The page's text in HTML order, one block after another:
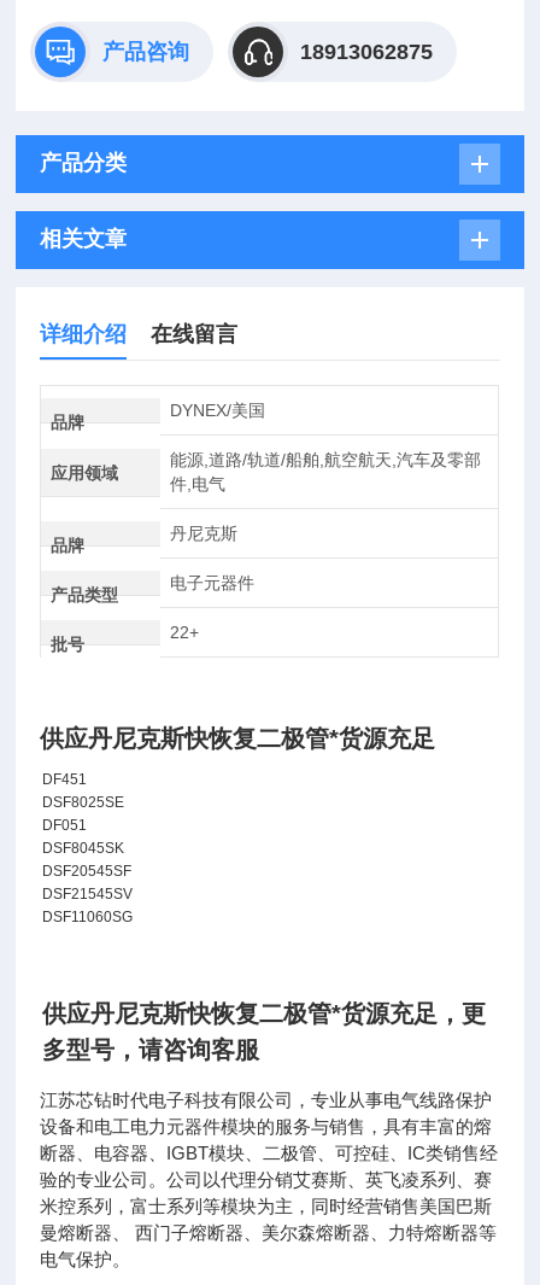
产品咨询 18913062875
产品分类
相关文章
详细介绍 在线留言
品牌
DYNEX/美国
应用领域
能源,道路/轨道/船舶,航空航天,汽车及零部
件,电气
品牌
丹尼克斯
产品类型
电子元器件
批号
22+
供应丹尼克斯快恢复二极管*货源充足
DF451
DSF8025SE
DF051
DSF8045SK
DSF20545SF
DSF21545SV
DSF11060SG
供应丹尼克斯快恢复二极管*货源充足 ， 更
多型号，请咨询客服
江苏芯钻时代电子科技有限公司，专业从事电气线路保护
设备和电工电力元器件模块的服务与销售，具有丰富的熔
断器、电容器、IGBT模块、二极管、可控硅、IC类销售经
验的专业公司。公司以代理分销艾赛斯、英飞凌系列、赛
米控系列，富士系列等模块为主，同时经营销售美国巴斯
曼熔断器、 西门子熔断器、美尔森熔断器、力特熔断器等
电气保护。